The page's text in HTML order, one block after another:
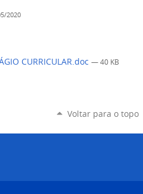
2020
CURRICULAR.doc — 40 KB
Voltar para o topo